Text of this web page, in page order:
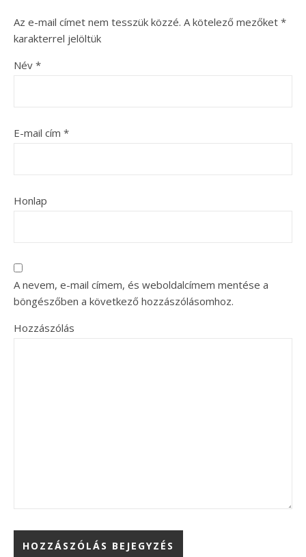
Az e-mail címet nem tesszük közzé. A kötelező mezőket *
karakterrel jelöltük
Név *
E-mail cím *
Honlap
A nevem, e-mail címem, és weboldalcímem mentése a
böngészőben a következő hozzászólásomhoz.
Hozzászólás